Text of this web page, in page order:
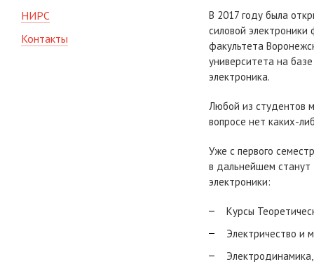
НИРС
Контакты
В 2017 году была
силовой электроники
факультета
университета на
электроника.
Любой из студентов
вопросе нет каких-
Уже с первого
в дальнейшем станут
электроники:
Курсы
Электричество и
Электродинамика,